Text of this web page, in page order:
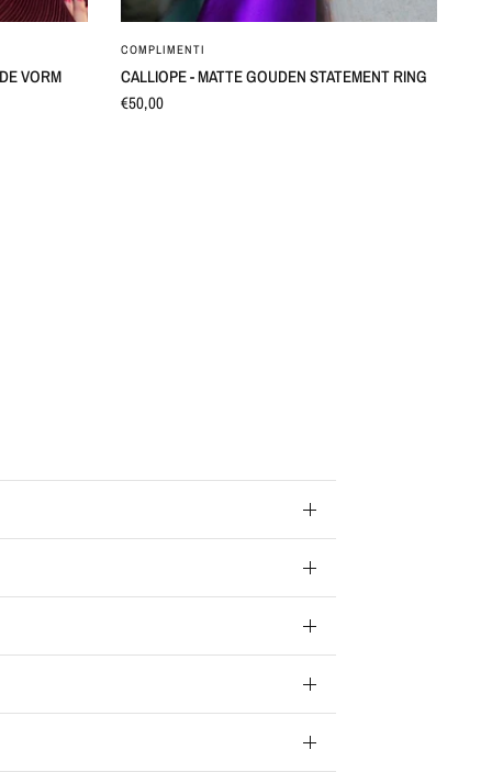
VORM
COMPLIMENTI
CALLIOPE - MATTE GOUDEN STATEMENT RING
€50,00